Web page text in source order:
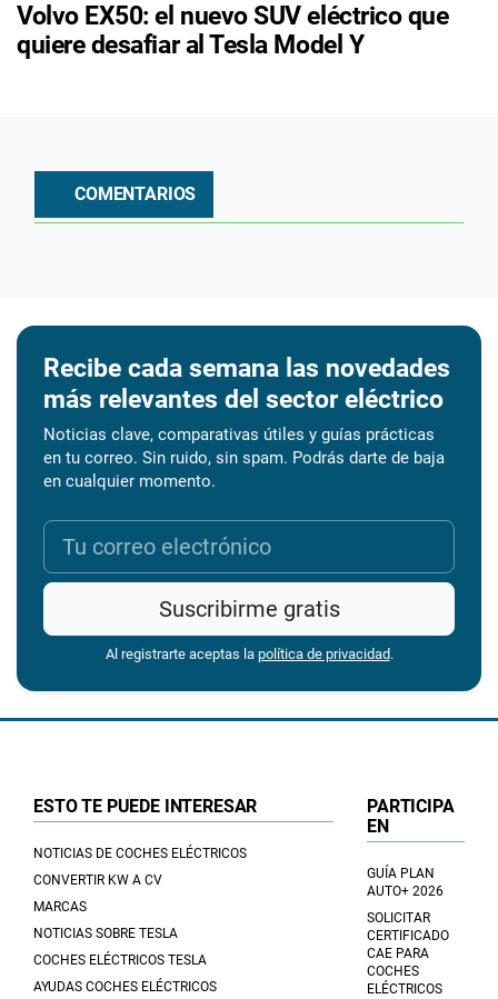
Volvo EX50: el nuevo SUV eléctrico que
quiere desafiar al Tesla Model Y
COMENTARIOS
Recibe cada semana las novedades
más relevantes del sector eléctrico
Noticias clave, comparativas útiles y guías prácticas
en tu correo. Sin ruido, sin spam. Podrás darte de baja
en cualquier momento.
Suscribirme gratis
Al registrarte aceptas la política de privacidad.
ESTO TE PUEDE INTERESAR
NOTICIAS DE COCHES ELÉCTRICOS
CONVERTIR KW A CV
MARCAS
NOTICIAS SOBRE TESLA
COCHES ELÉCTRICOS TESLA
AYUDAS COCHES ELÉCTRICOS
PARTICIPA
EN
GUÍA PLAN
AUTO+ 2026
SOLICITAR
CERTIFICADO
CAE PARA
COCHES
ELÉCTRICOS